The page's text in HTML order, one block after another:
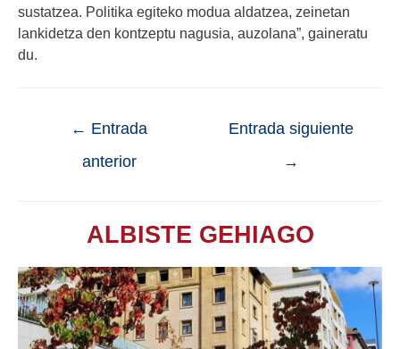
sustatzea. Politika egiteko modua aldatzea, zeinetan
lankidetza den kontzeptu nagusia, auzolana”, gaineratu
du.
← Entrada
anterior
Entrada siguiente
→
ALBISTE GEHIAGO